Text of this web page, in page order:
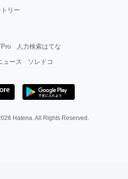
リー
人力検索はてな
ュース ソレドコ
Hatena. All Rights Reserved.